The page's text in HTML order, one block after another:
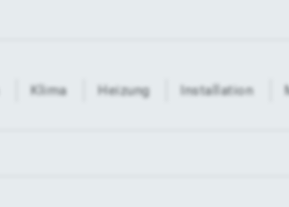
Klima Heizung Installation